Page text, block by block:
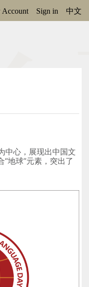
Account Sign in 中文
中心，展现出中国文
地球”元素，突出了